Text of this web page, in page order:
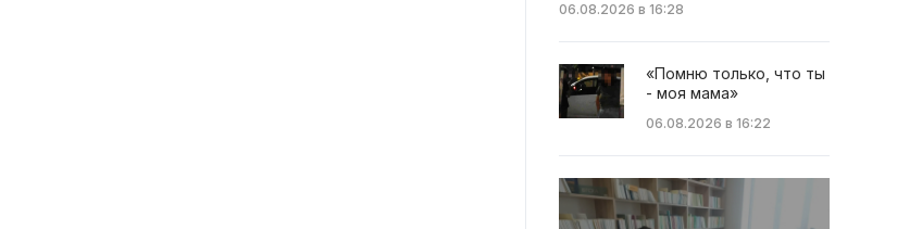
06.08.2026 в 16:28
«Помню только, что ты
- моя мама»
06.08.2026 в 16:22